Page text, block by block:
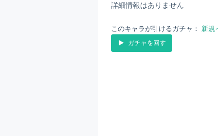
詳細情報はありません
このキャラが引けるガチャ： 新規
ガチャを回す